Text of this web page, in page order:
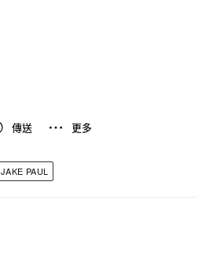
傳送 更多
JAKE PAUL